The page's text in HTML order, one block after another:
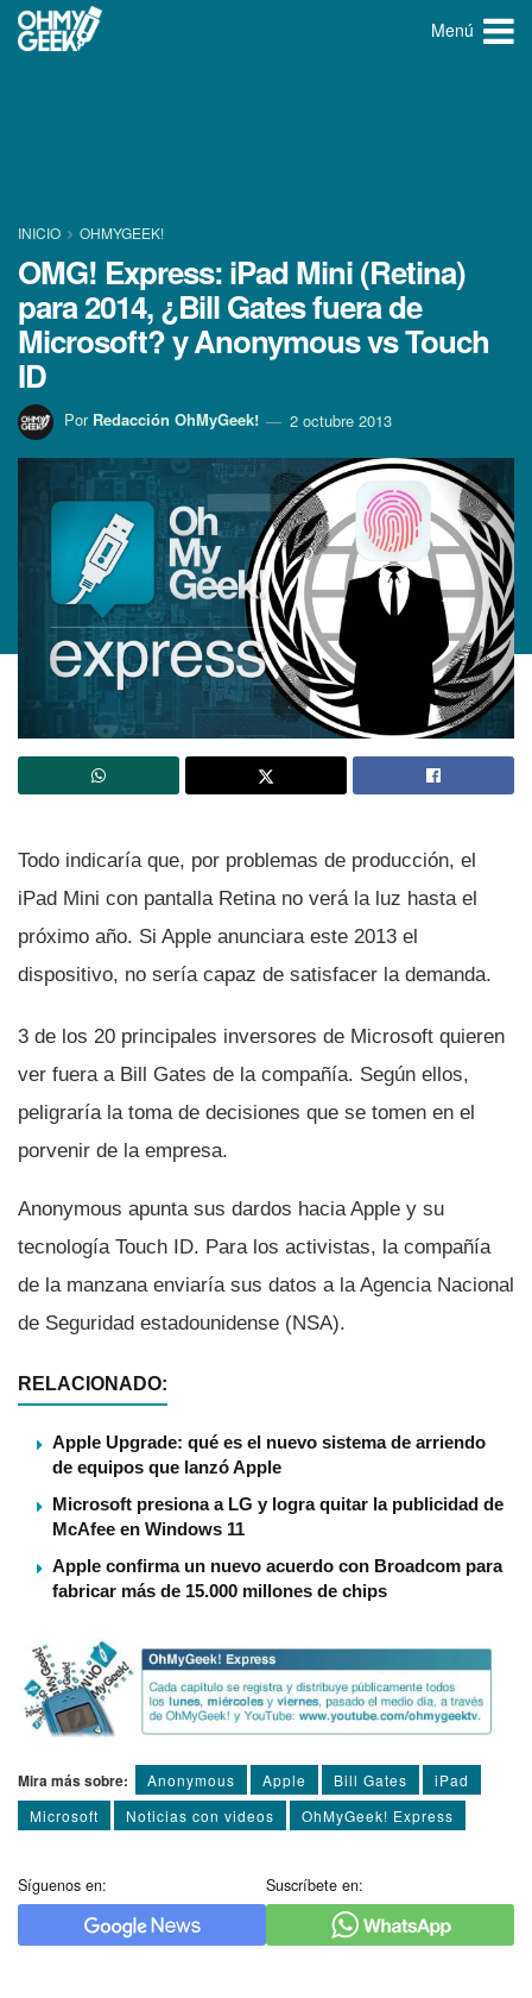
Menú
INICIO OHMYGEEK!
OMG! Express: iPad Mini (Retina)
para 2014, ¿Bill Gates fuera de
Microsoft? y Anonymous vs Touch
ID
Por Redacción OhMyGeek! 2 octubre 2013
Todo indicarí­a que, por problemas de producción, el
iPad Mini con pantalla Retina no verá la luz hasta el
próximo año. Si Apple anunciara este 2013 el
dispositivo, no serí­a capaz de satisfacer la demanda.
3 de los 20 principales inversores de Microsoft quieren
ver fuera a Bill Gates de la compañí­a. Según ellos,
peligrarí­a la toma de decisiones que se tomen en el
porvenir de la empresa.
Anonymous apunta sus dardos hacia Apple y su
tecnologí­a Touch ID. Para los activistas, la compañí­a
de la manzana enviarí­a sus datos a la Agencia Nacional
de Seguridad estadounidense (NSA).
RELACIONADO:
Apple Upgrade: qué es el nuevo sistema de arriendo
de equipos que lanzó Apple
Microsoft presiona a LG y logra quitar la publicidad de
McAfee en Windows 11
Apple confirma un nuevo acuerdo con Broadcom para
fabricar más de 15.000 millones de chips
Mira más sobre: Anonymous Apple Bill Gates
iPad
Microsoft
Noticias con videos OhMyGeek! Express
Síguenos en: Suscríbete en: